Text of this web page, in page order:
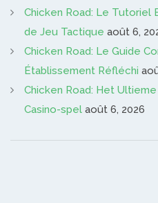
Chicken Road: Le Tutoriel
de Jeu Tactique août 6,
Chicken Road: Le Guide
Établissement Réfléchi
Chicken Road: Het
Casino-spel août 6, 2026